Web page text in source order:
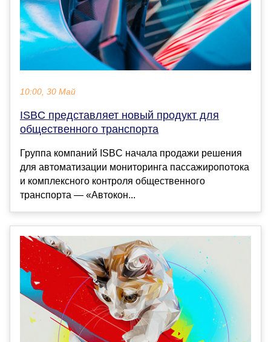
10:00, 30 Май
ISBC представляет новый продукт для
общественного транспорта
Группа компаний ISBC начала продажи решения
для автоматизации мониторинга пассажиропотока
и комплексного контроля общественного
транспорта — «Автокон...